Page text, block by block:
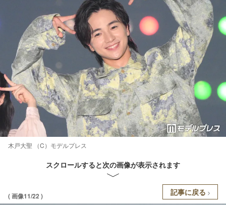
木戸大聖 （C）モデルプレス
スクロールすると次の画像が表示されます
( 画像11/22 ) 記事に戻る